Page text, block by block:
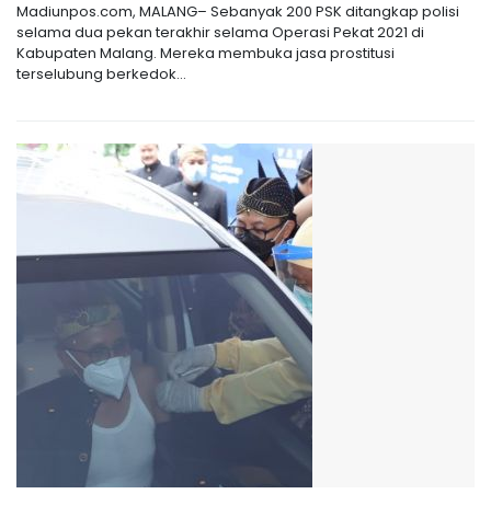
Madiunpos.com, MALANG– Sebanyak 200 PSK ditangkap polisi
selama dua pekan terakhir selama Operasi Pekat 2021 di
Kabupaten Malang. Mereka membuka jasa prostitusi
terselubung berkedok...